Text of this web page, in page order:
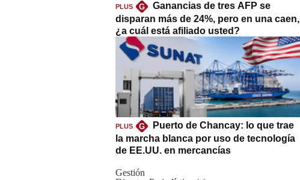
PLUS G
Ganancias de tres AFP se
disparan más de 24%, pero en una caen,
¿a cuál está afiliado usted?
PLUS G
Puerto de Chancay: lo que trae
la marcha blanca por uso de tecnología
de EE.UU. en mercancías
Gestión